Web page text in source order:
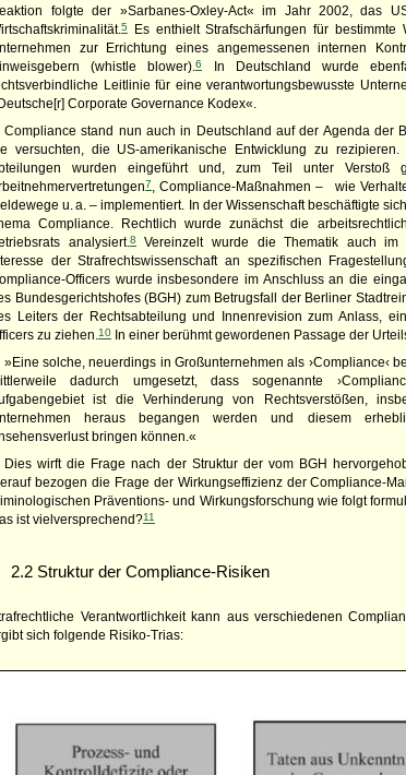
folgte der »Sarbanes-Oxley-Act« im Jahr 2002, das
5
Es enthielt Strafschärfungen für bestimmte
zur Errichtung eines angemessenen internen
(whistle blower).6
In Deutschland wurde
Leitlinie für eine verantwortungsbewusste
Corporate Governance Kodex«.
Compliance stand nun auch in Deutschland auf der Agenda der
versuchten, die US-amerikanische Entwicklung zu
wurden eingeführt und, zum Teil unter Verstoß
7
, Compliance-Maßnahmen – wie
u. a. – implementiert. In der Wissenschaft beschäftigte
Compliance. Rechtlich wurde zunächst die
analysiert.8
Vereinzelt wurde die Thematik auch im
der Strafrechtswissenschaft an spezifischen
Officers wurde insbesondere im Anschluss an die
Bundesgerichtshofes (BGH) zum Betrugsfall der Berliner
Leiters der Rechtsabteilung und Innenrevision zum Anlass,
zu ziehen.10 In einer berühmt gewordenen Passage der
»Eine solche, neuerdings in Großunternehmen als ›Compliance‹
dadurch umgesetzt, dass sogenannte
ist die Verhinderung von Rechtsverstößen,
heraus begangen werden und diesem
bringen können.«
Dies wirft die Frage nach der Struktur der vom BGH
bezogen die Frage der Wirkungseffizienz der Compliance-
Präventions- und Wirkungsforschung wie folgt
ist vielversprechend?11
2.2 Struktur der Compliance-Risiken
Verantwortlichkeit kann aus verschiedenen
sich folgende Risiko-Trias: